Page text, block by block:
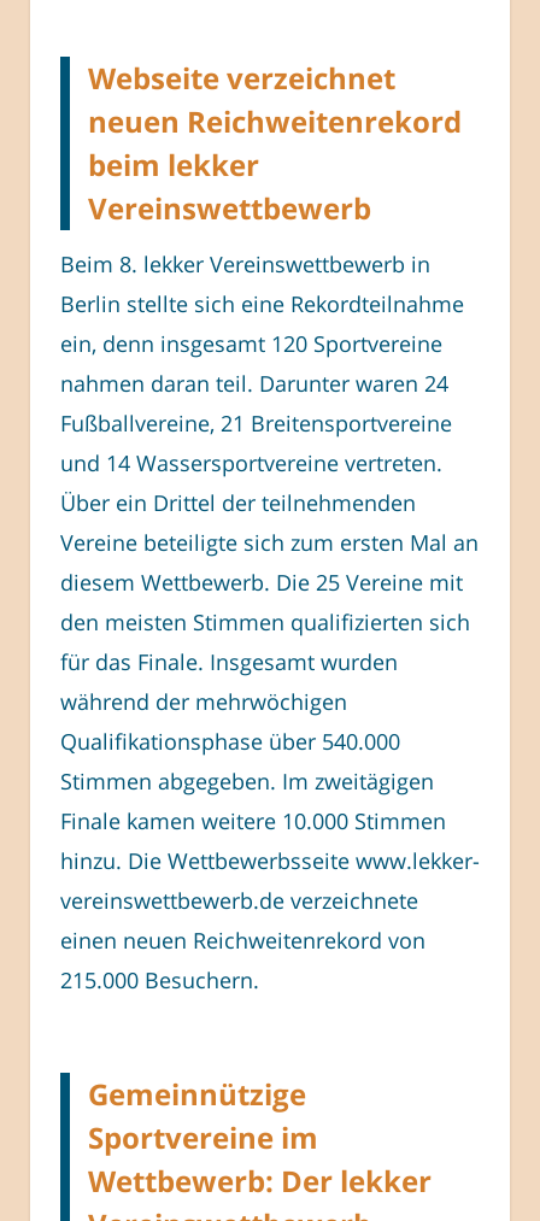
Webseite verzeichnet
neuen Reichweitenrekord
beim lekker
Vereinswettbewerb
Beim 8. lekker Vereinswettbewerb in
Berlin stellte sich eine Rekordteilnahme
ein, denn insgesamt 120 Sportvereine
nahmen daran teil. Darunter waren 24
Fußballvereine, 21 Breitensportvereine
und 14 Wassersportvereine vertreten.
Über ein Drittel der teilnehmenden
Vereine beteiligte sich zum ersten Mal an
diesem Wettbewerb. Die 25 Vereine mit
den meisten Stimmen qualifizierten sich
für das Finale. Insgesamt wurden
während der mehrwöchigen
Qualifikationsphase über 540.000
Stimmen abgegeben. Im zweitägigen
Finale kamen weitere 10.000 Stimmen
hinzu. Die Wettbewerbsseite www.lekker-
vereinswettbewerb.de verzeichnete
einen neuen Reichweitenrekord von
215.000 Besuchern.
Gemeinnützige
Sportvereine im
Wettbewerb: Der lekker